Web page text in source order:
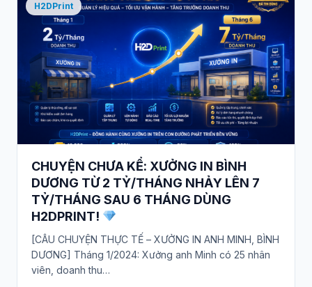
H2DPrint
CHUYỆN CHƯA KỂ: XƯỞNG IN BÌNH
DƯƠNG TỪ 2 TỶ/THÁNG NHẢY LÊN 7
TỶ/THÁNG SAU 6 THÁNG DÙNG
H2DPRINT!
[CÂU CHUYỆN THỰC TẾ – XƯỞNG IN ANH MINH, BÌNH
DƯƠNG] Tháng 1/2024: Xưởng anh Minh có 25 nhân
viên, doanh thu…